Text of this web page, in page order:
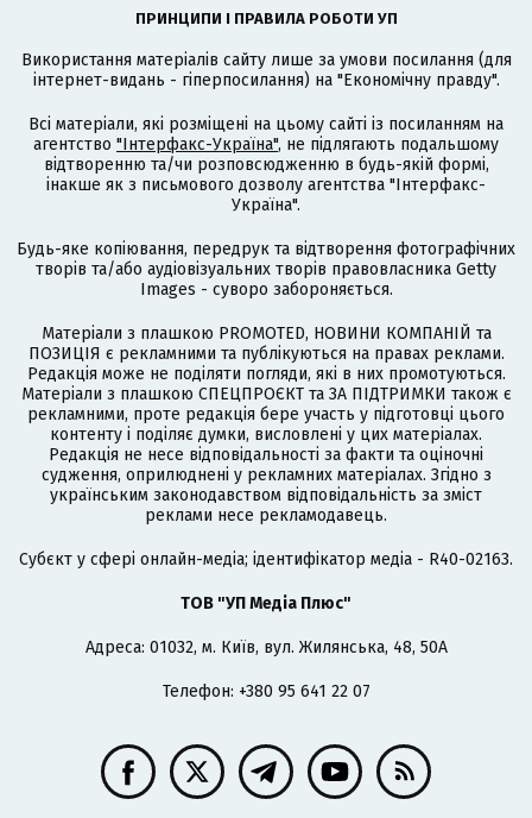
ПРИНЦИПИ І ПРАВИЛА РОБОТИ УП
Використання матеріалів сайту лише за умови посилання (для
інтернет-видань - гіперпосилання) на "Економічну правду".
Всі матеріали, які розміщені на цьому сайті із посиланням на
агентство "Інтерфакс-Україна", не підлягають подальшому
відтворенню та/чи розповсюдженню в будь-якій формі,
інакше як з письмового дозволу агентства "Інтерфакс-
Україна".
Будь-яке копіювання, передрук та відтворення фотографічних
творів та/або аудіовізуальних творів правовласника Getty
Images - суворо забороняється.
Матеріали з плашкою PROMOTED, НОВИНИ КОМПАНІЙ та
ПОЗИЦІЯ є рекламними та публікуються на правах реклами.
Редакція може не поділяти погляди, які в них промотуються.
Матеріали з плашкою СПЕЦПРОЄКТ та ЗА ПІДТРИМКИ також є
рекламними, проте редакція бере участь у підготовці цього
контенту і поділяє думки, висловлені у цих матеріалах.
Редакція не несе відповідальності за факти та оціночні
судження, оприлюднені у рекламних матеріалах. Згідно з
українським законодавством відповідальність за зміст
реклами несе рекламодавець.
Cубєкт у сфері онлайн-медіа; ідентифікатор медіа - R40-02163.
ТОВ "УП Медіа Плюс"
Адреса: 01032, м. Київ, вул. Жилянська, 48, 50А
Телефон: +380 95 641 22 07